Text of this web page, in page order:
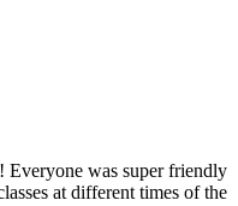
Everyone was super friendly
at different times of the